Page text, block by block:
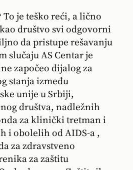
je teško reći, a lično
društvo svi odgovorni
da pristupe rešavanju
slučaju AS Centar je
započeo dijalog za
stanja između
unije u Srbiji,
društva, nadležnih
za klinički tretman i
i obolelih od AIDS-a ,
za zdravstveno
za zaštitu